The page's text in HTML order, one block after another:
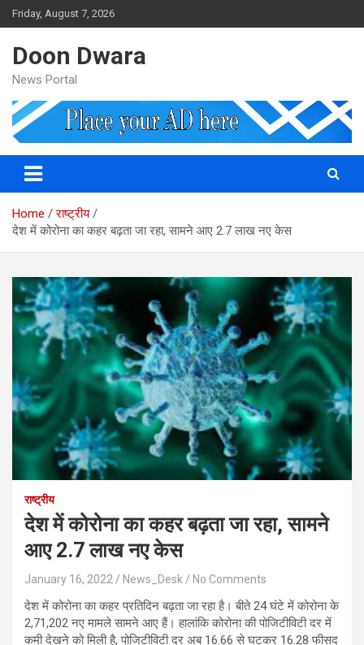
Skip
to
Friday, August 7, 2026
Doon Dwara
News Portal
Home
राष्ट्रीय
देश में कोरोना का कहर बढ़ता जा रहा, सामने आए 2.7 लाख नए केस
राष्ट्रीय
देश में कोरोना का कहर बढ़ता जा रहा, सामने
आए 2.7 लाख नए केस
January 16, 2022 News_Desk No Comments
देश में कोरोना का कहर प्रतिदिन बढ़ता जा रहा है। बीते 24 घंटे में कोरोना के
2,71,202 नए मामले सामने आए हैं। हालांकि कोरोना की पोजिटीविटी दर में
कमी देखने को मिली है, पोजिटीविटी दर अब 16.66 से घटकर 16.28 फीसद